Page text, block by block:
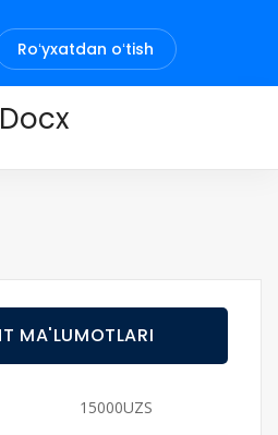
Roʻyxatdan oʻtish
Docx
MA'LUMOTLARI
15000UZS